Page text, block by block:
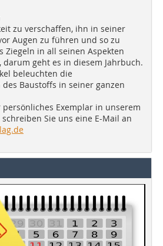
zu verschaffen, ihn in seiner
Augen zu führen und so zu
Ziegeln in all seinen Aspekten
geht es in diesem Jahrbuch.
beleuchten die
Baustoffs in seiner ganzen
Exemplar in unserem
Sie uns eine E-Mail an